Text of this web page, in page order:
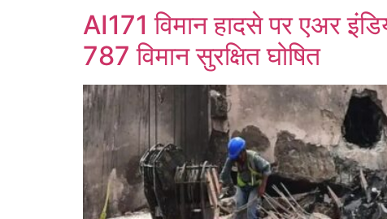
AI171 विमान हादसे पर एअर
787 विमान सुरक्षित घोषित